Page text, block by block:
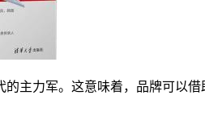
主力军。这意味着，品牌可以借